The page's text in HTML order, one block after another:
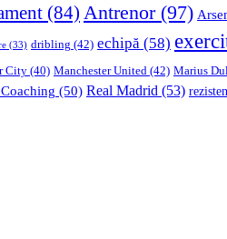
(84) Antrenor(97)
(33) dribling (42) echipă (58)
City (40) Manchester United (42) Marius
(50) Real Madrid (53)